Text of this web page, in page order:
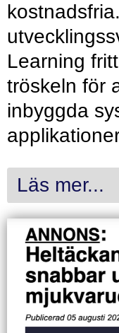
Learning
tröskeln för
inbyggda
Läs mer...